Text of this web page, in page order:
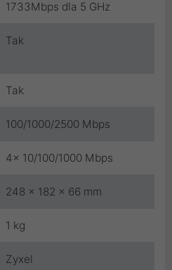
1733Mbps dla 5 GHz
Tak
Tak
100/1000/2500 Mbps
4x 10/100/1000 Mbps
248 x 182 x 66 mm
1 kg
Zyxel